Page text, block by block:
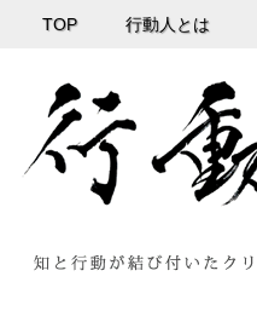
TOP 行動人とは